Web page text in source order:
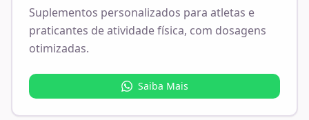
Suplementos personalizados para atletas e
praticantes de atividade física, com dosagens
otimizadas.
Saiba Mais